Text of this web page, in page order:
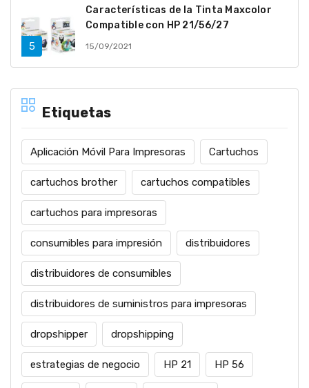
Características de la Tinta Maxcolor
Compatible con HP 21/56/27
15/09/2021
Etiquetas
Aplicación Móvil Para Impresoras Cartuchos
cartuchos brother cartuchos compatibles
cartuchos para impresoras
consumibles para impresión distribuidores
distribuidores de consumibles
distribuidores de suministros para impresoras
dropshipper dropshipping
estrategias de negocio HP 21 HP 56